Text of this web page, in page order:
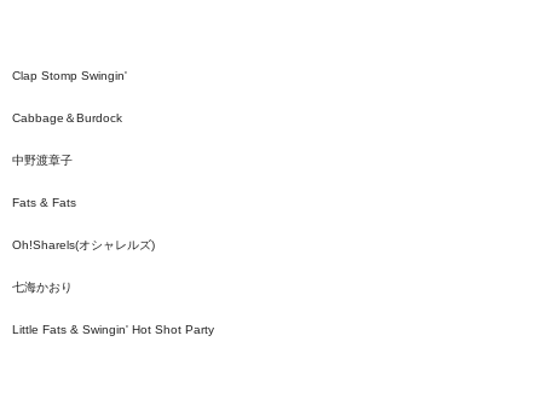
Clap Stomp Swingin'
Cabbage＆Burdock
中野渡章子
Fats & Fats
Oh!Sharels(オシャレルズ)
七海かおり
Little Fats & Swingin' Hot Shot Party